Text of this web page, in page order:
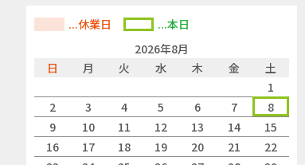
...休業日
...本日
2026年8月
日
月 火 水 木 金
土
1
2
3 4 5 6 7
8
9
10 11 12 13 14
15
16
17 18 19 20 21
22